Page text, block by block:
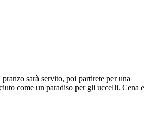
sarà servito, poi partirete per una
come un paradiso per gli uccelli. Cena e